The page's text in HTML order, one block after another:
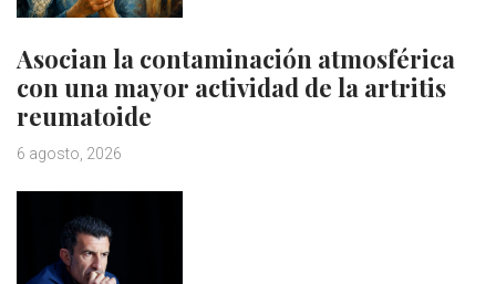
Asocian la contaminación atmosférica
con una mayor actividad de la artritis
reumatoide
6 agosto, 2026